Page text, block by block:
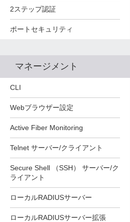
2ステップ認証
ポートセキュリティ
○
○
マネージメント
CLI
Webブラウザー設定
Active Fiber Monitoring
Telnet サーバー/クライアント
Secure Shell （SSH） サーバー/ク
ライアント
ローカルRADIUSサーバー
ローカルRADIUSサーバー拡張
○
○
○
○
○
－
○
○
－